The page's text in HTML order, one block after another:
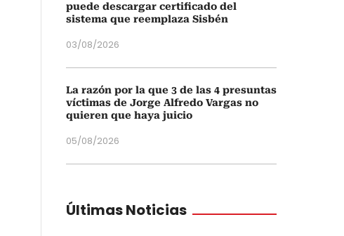
puede descargar certificado del
sistema que reemplaza Sisbén
03/08/2026
La razón por la que 3 de las 4 presuntas
víctimas de Jorge Alfredo Vargas no
quieren que haya juicio
05/08/2026
Últimas Noticias